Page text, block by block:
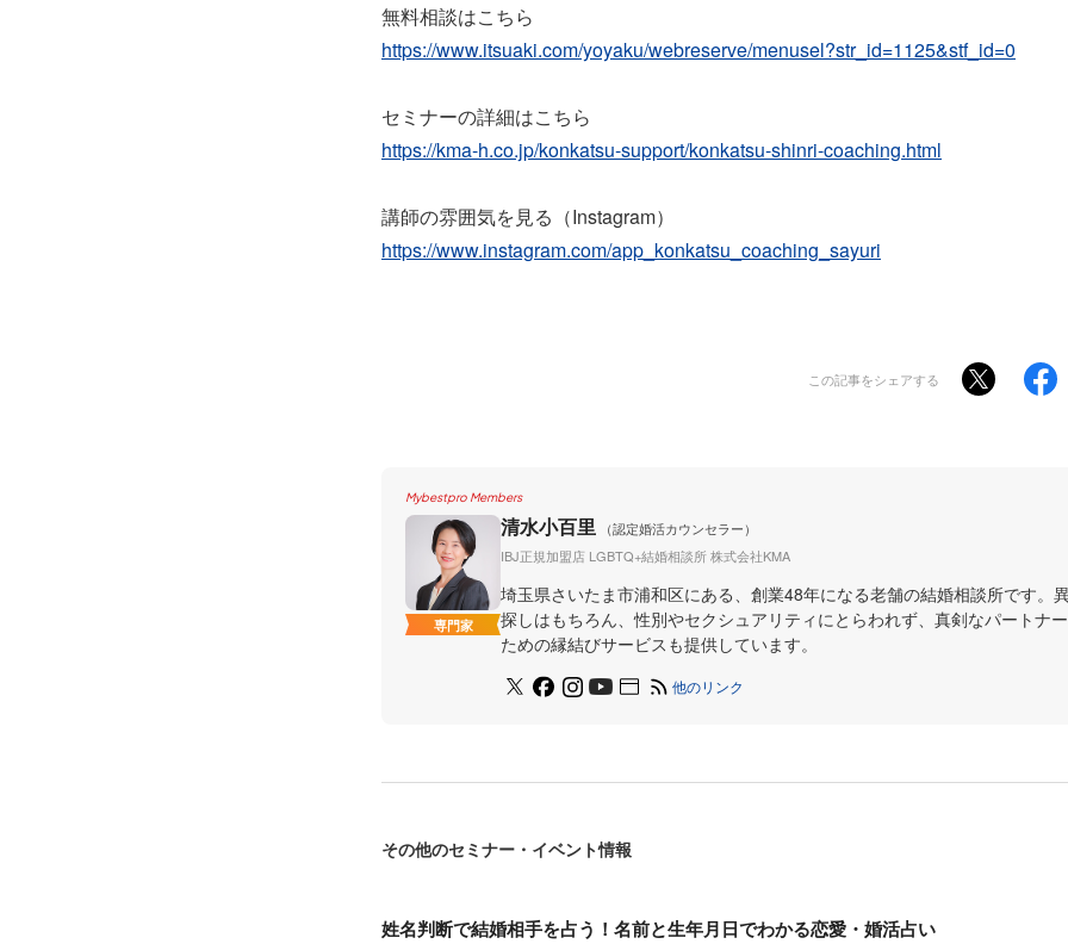
無料相談はこちら
https://www.itsuaki.com/yoyaku/webreserve/menusel?str_id=1125&stf_id=0
セミナーの詳細はこちら
https://kma-h.co.jp/konkatsu-support/konkatsu-shinri-coaching.html
講師の雰囲気を見る（Instagram）
https://www.instagram.com/app_konkatsu_coaching_sayuri
この記事をシェアする
Mybestpro Members
専門家
清水小百里
（認定婚活カウンセラー）
IBJ正規加盟店 LGBTQ+結婚相談所 株式会社KMA
埼玉県さいたま市浦和区にある、創業48年になる老舗の結婚相談所です。
探しはもちろん、性別やセクシュアリティにとらわれず、真剣なパートナ
ための縁結びサービスも提供しています。
他のリンク
その他のセミナー・イベント情報
姓名判断で結婚相手を占う！名前と生年月日でわかる恋愛・婚活占い